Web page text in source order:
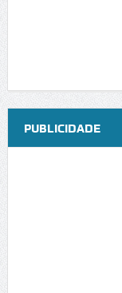
PUBLICIDADE